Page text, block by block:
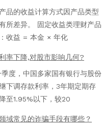
品的收益计算方式因产品类型
所差异。 固定收益类理财产品
收益 = 本金 × 年化
率下降,对股市影响几何?
度，中国多家国有银行与股份
下调存款利率，3年期定期存
至1.95%以下，较20
域常见的诈骗手段有哪些？